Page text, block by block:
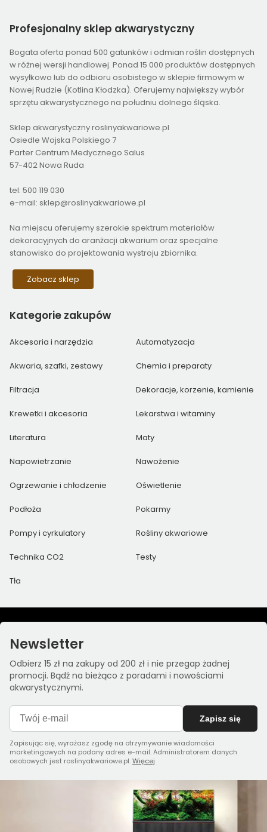
Profesjonalny sklep akwarystyczny
Bogata oferta ponad 500 gatunków i odmian roślin dostępnych
w różnej wersji handlowej. Ponad 15 000 produktów dostępnych
wysyłkowo lub do odbioru osobistego w sklepie firmowym w
Nowej Rudzie (Kotlina Kłodzka). Oferujemy największy wybór
sprzętu akwarystycznego na południu dolnego śląska.
Sklep akwarystyczny roslinyakwariowe.pl
Osiedle Wojska Polskiego 7
Parter Centrum Medycznego Salus
57-402 Nowa Ruda
tel: 500 119 030
e-mail: sklep@roslinyakwariowe.pl
Na miejscu oferujemy szerokie spektrum materiałów
dekoracyjnych do aranżacji akwarium oraz specjalne
stanowisko do projektowania wystroju zbiornika.
Zobacz sklep
Kategorie zakupów
Akcesoria i narzędzia Automatyzacja
Akwaria, szafki, zestawy Chemia i preparaty
Filtracja Dekoracje, korzenie, kamienie
Krewetki i akcesoria Lekarstwa i witaminy
Literatura Maty
Napowietrzanie Nawożenie
Ogrzewanie i chłodzenie Oświetlenie
Podłoża Pokarmy
Pompy i cyrkulatory Rośliny akwariowe
Technika CO2 Testy
Tła
Newsletter
Odbierz 15 zł na zakupy od 200 zł i nie przegap żadnej
promocji. Bądź na bieżąco z poradami i nowościami
akwarystycznymi.
Zapisz się
Zapisując się, wyrażasz zgodę na otrzymywanie wiadomości
marketingowych na podany adres e-mail. Administratorem danych
osobowych jest roslinyakwariowe.pl.Więcej